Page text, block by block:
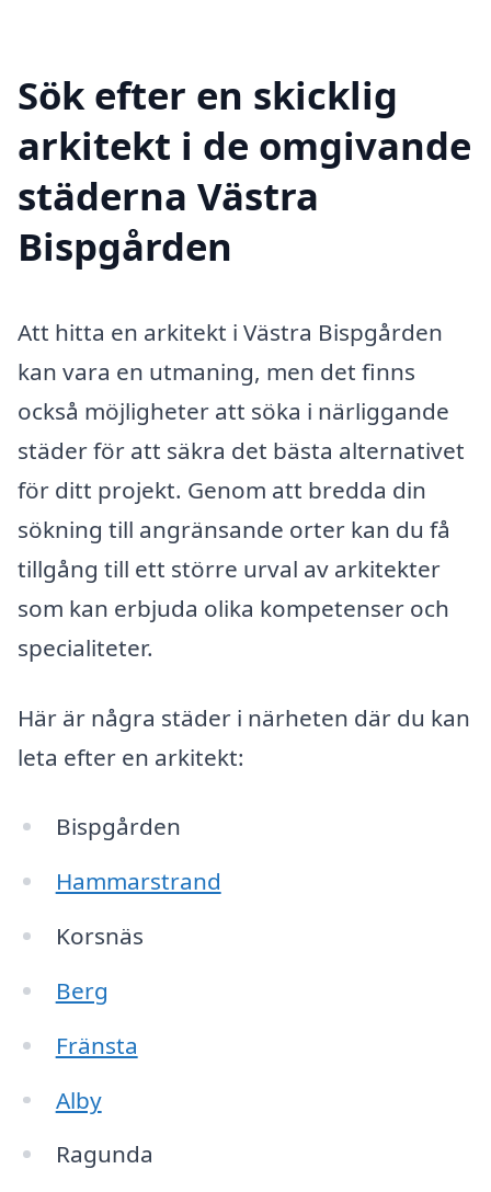
Sök efter en skicklig
arkitekt i de omgivande
städerna Västra
Bispgården
Att hitta en arkitekt i Västra Bispgården
kan vara en utmaning, men det finns
också möjligheter att söka i närliggande
städer för att säkra det bästa alternativet
för ditt projekt. Genom att bredda din
sökning till angränsande orter kan du få
tillgång till ett större urval av arkitekter
som kan erbjuda olika kompetenser och
specialiteter.
Här är några städer i närheten där du kan
leta efter en arkitekt:
Bispgården
Hammarstrand
Korsnäs
Berg
Fränsta
Alby
Ragunda